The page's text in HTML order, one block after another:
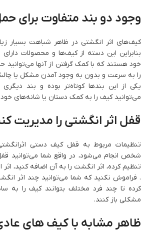
وجود دو بند متفاوت برای
کیف‌های اثر انگشتی در ظاهر شباهت بسیار
بنابراین این دسته از کیف‌ها و محصولات
خود هستند که با کمک گرفتن از آنها
را به سرعت و بدون به وجود آمدن مشکل یا
یکی از این بندها کوتاه‌تر بوده و بند
می‌توانید کیف را به کمک دستان یا شانه‌های
قفل اثر انگشتی را مدیریت
تنظیمات مربوط به قفل کیف دستی
شخص انجام می‌شود، در واقع شما می‌توانید
تنظیم کرده، اثر انگشت را به آن اضافه کنید،
. فراموش نکنید که شما می‌توانید چند اثر
کرده تا چند فرد مختلف بتوانند کیف را به
مشکلی باز کنند.
ظاهر مشابه با کیف‌ های